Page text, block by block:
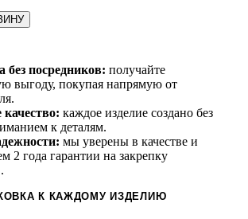
без посредников: получайте
выгоду, покупая напрямую от
качество: каждое изделие создано без
к деталям.
мы уверены в качестве и
2 года гарантии на закрепку
К КАЖДОМУ ИЗДЕЛИЮ